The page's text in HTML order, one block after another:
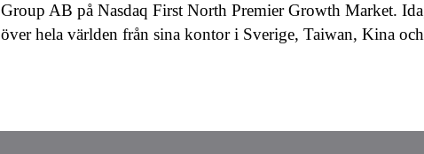
Group AB på Nasdaq First North Premier Growth Market.
över hela världen från sina kontor i Sverige, Taiwan, Kina